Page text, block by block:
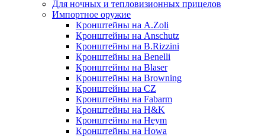
Для ночных и тепловизионных прицелов
Импортное оружие
Кронштейны на A.Zoli
Кронштейны на Anschutz
Кронштейны на B.Rizzini
Кронштейны на Benelli
Кронштейны на Blaser
Кронштейны на Browning
Кронштейны на CZ
Кронштейны на Fabarm
Кронштейны на H&K
Кронштейны на Heym
Кронштейны на Howa